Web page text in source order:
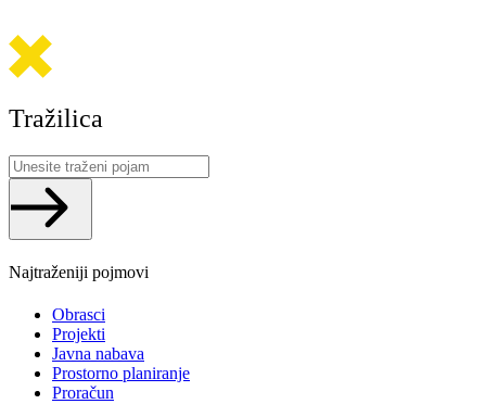
Tražilica
Search
...
Najtraženiji pojmovi
Obrasci
Projekti
Javna nabava
Prostorno planiranje
Proračun